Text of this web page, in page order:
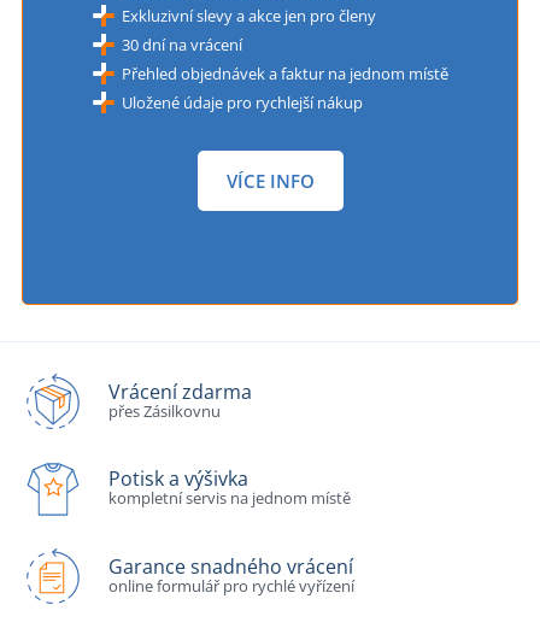
Exkluzivní slevy a akce jen pro členy
30 dní na vrácení
Přehled objednávek a faktur na jednom místě
Uložené údaje pro rychlejší nákup
VÍCE INFO
Vrácení zdarma
přes Zásilkovnu
Potisk a výšivka
kompletní servis na jednom místě
Garance snadného vrácení
online formulář pro rychlé vyřízení